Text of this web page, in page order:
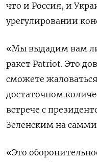
что и Россия, и
урегулировании
«Мы ​выдадим вам
ракет Patriot. ⁠Это
‌сможете
достаточном
встрече с
Зеленским на
«Это